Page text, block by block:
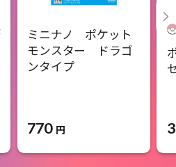
ミニナノ ポケット
モンスター ドラゴ
ンタイプ
770 円